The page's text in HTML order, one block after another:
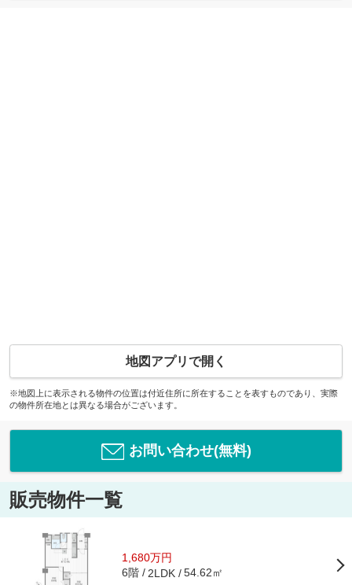
地図アプリで開く
※地図上に表示される物件の位置は付近住所に所在することを表すものであり、実際
の物件所在地とは異なる場合がございます。
お問い合わせ(無料)
販売物件一覧
1,680万円
6階 2LDK 54.62㎡